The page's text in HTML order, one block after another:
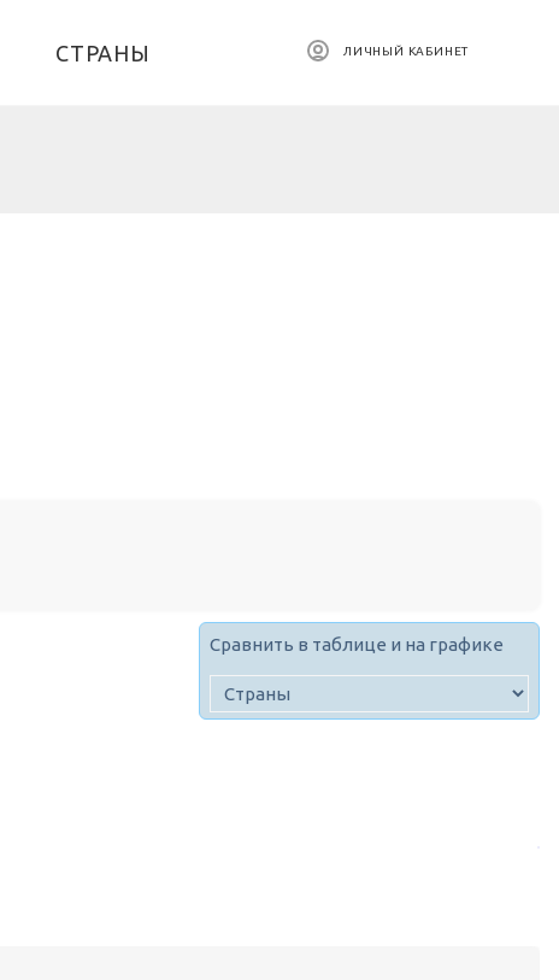
СТРАНЫ ЛИЧНЫЙ КАБИНЕТ
Сравнить в таблице и на графике